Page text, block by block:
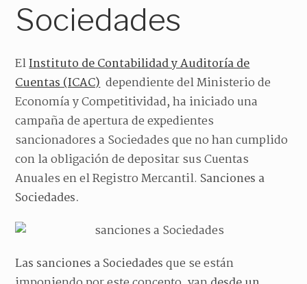
Sociedades
ElInstituto de Contabilidad y Auditoría de
Cuentas (ICAC) dependiente del Ministerio de
Economía y Competitividad, ha iniciado una
campaña de apertura de expedientes
sancionadores a Sociedades que no han cumplido
con la obligación de depositar sus Cuentas
Anuales en el Registro Mercantil. Sanciones a
Sociedades.
Las sanciones a Sociedadesque se están